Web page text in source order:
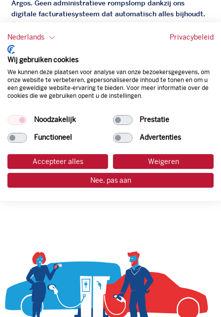
Argos. Geen administratieve rompslomp dankzij ons
digitale facturatiesysteem dat automatisch alles bijhoudt.
Zo bespaar je dus tijd, geld en energie.
Onze tankpas is super flexibel, zo geniet je van het gemak
van een flexibele limiet, zit je niet vast aan een contract en
bepaal je zelf of er wel of geen andere producten dan
brandstof mee betaalt kunnen worden.
Bovendien profiteer je altijd van een gegarandeerde
korting. Mocht de pompprijs toch lager zijn dan betaal je
van de laagste prijs.
tankpas aanvragen
laadpas aanvragen
Nederlands Privacybeleid
Wij gebruiken cookies
We kunnen deze plaatsen voor analyse van onze bezoekersgegevens, om
onze website te verbeteren, gepersonaliseerde inhoud te tonen en om u
een geweldige website-ervaring te bieden. Voor meer informatie over de
cookies die we gebruiken opent u de instellingen.
Noodzakelijk Prestatie
Functioneel Advertenties
Accepteer alles Weigeren
Nee, pas aan